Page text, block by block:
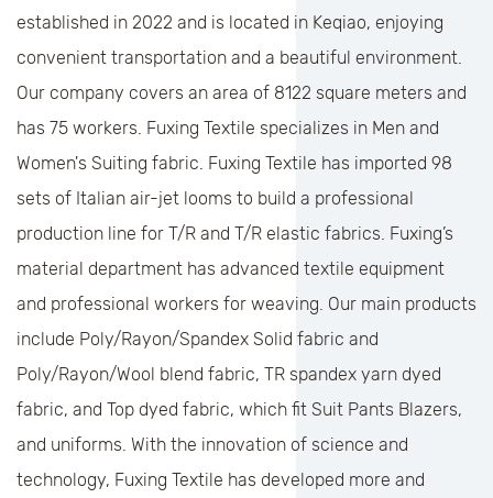
established in 2022 and is located in Keqiao, enjoying
convenient transportation and a beautiful environment.
Our company covers an area of 8122 square meters and
has 75 workers. Fuxing Textile specializes in Men and
Women's Suiting fabric. Fuxing Textile has imported 98
sets of Italian air-jet looms to build a professional
production line for T/R and T/R elastic fabrics. Fuxing’s
material department has advanced textile equipment
and professional workers for weaving. Our main products
include Poly/Rayon/Spandex Solid fabric and
Poly/Rayon/Wool blend fabric, TR spandex yarn dyed
fabric, and Top dyed fabric, which fit Suit Pants Blazers,
and uniforms. With the innovation of science and
technology, Fuxing Textile has developed more and